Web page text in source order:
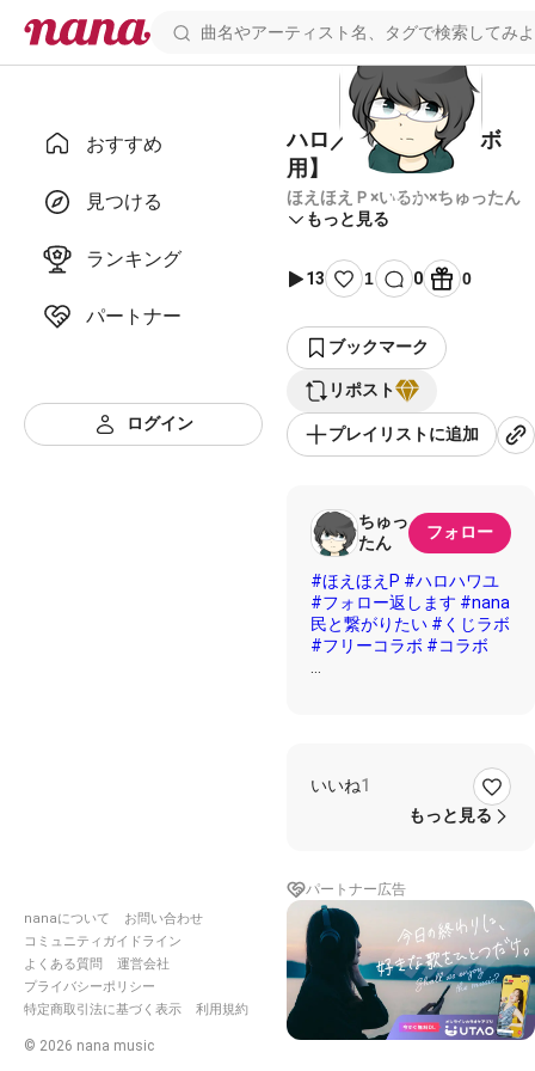
おすすめ
見つける
ランキング
パートナー
ログイン
nanaについて
お問い合わせ
コミュニティガイドライン
よくある質問
運営会社
プライバシーポリシー
特定商取引法に基づく表示
利用規約
© 2026 nana music
ハロ／ハワユ【コラボ
用】
ほえほえＰ×いるか×ちゅったん
もっと見る
13 1 0 0
ブックマーク
リポスト
プレイリストに追加
ちゅっ
たん
フォロー
#ほえほえP #ハロハワユ
#フォロー返します #nana
民と繋がりたい #くじラボ
#フリーコラボ #コラボ
●ちゅったん
●ハワユ 羨ましいな 皆
に愛されて
〇スリーピン 馬鹿な事言
ってないで支度をしなくち
●クライン 涙の跡を隠す
いいね1
もっと見る
パートナー広告